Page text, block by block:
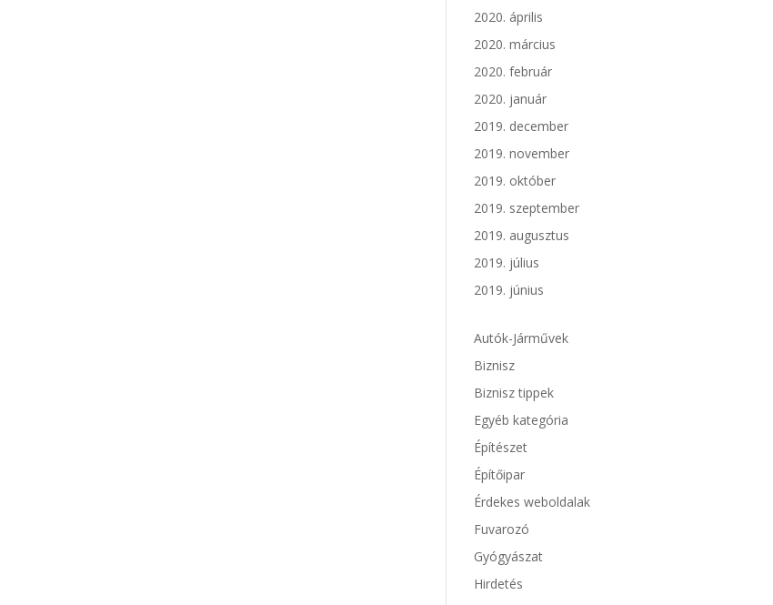
2020. április
2020. március
2020. február
2020. január
2019. december
2019. november
2019. október
2019. szeptember
2019. augusztus
2019. július
2019. június
Autók-Járművek
Biznisz
Biznisz tippek
Egyéb kategória
Építészet
Építőipar
Érdekes weboldalak
Fuvarozó
Gyógyászat
Hirdetés